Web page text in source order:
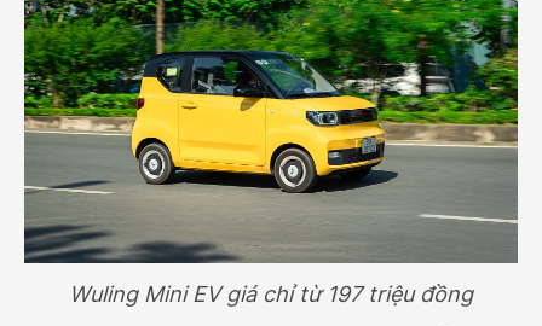
Wuling Mini EV giá chỉ từ 197 triệu đồng